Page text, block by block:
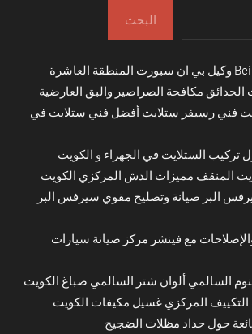
البحث
مكافحة الصراصير والبق العارضية
فني رسيفر ستلايت أفضل فني ستلايت في
تركيب الستلايت في الجهراء و الكويت
المنقف مميزات الدش المركزي الكويت
البر صيانة وتصليح مقوي سيرفس البر
مع فينشر مركز صيانة سيارات
السالمي ألوان شتر السالمي صباغ الكويت
التكييف المركزي غسيل مكيفات الكويت
حول حداد مظلات الضجيج